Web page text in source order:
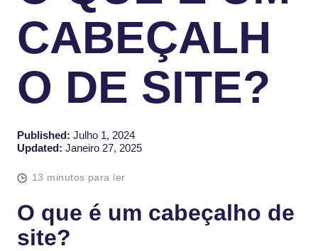
CABEÇALH
O DE SITE?
Published: Julho 1, 2024
Updated: Janeiro 27, 2025
13 minutos para ler
O que é um cabeçalho de
site?